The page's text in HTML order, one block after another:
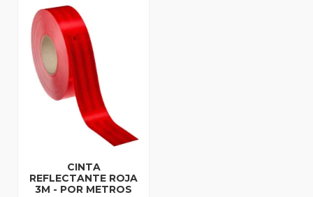
CINTA
REFLECTANTE ROJA
3M - POR METROS